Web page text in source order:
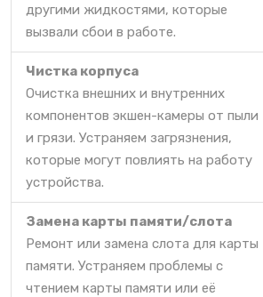
другими жидкостями, которые
вызвали сбои в работе.
Чистка корпуса
Очистка внешних и внутренних
компонентов экшен-камеры от пыли
и грязи. Устраняем загрязнения,
которые могут повлиять на работу
устройства.
Замена карты памяти/слота
Ремонт или замена слота для карты
памяти. Устраняем проблемы с
чтением карты памяти или её